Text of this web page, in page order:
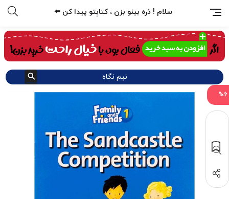
سلام ! ذره بینو بزن ، کتابِتو پیدا کن ⬅️
نیم نگاه